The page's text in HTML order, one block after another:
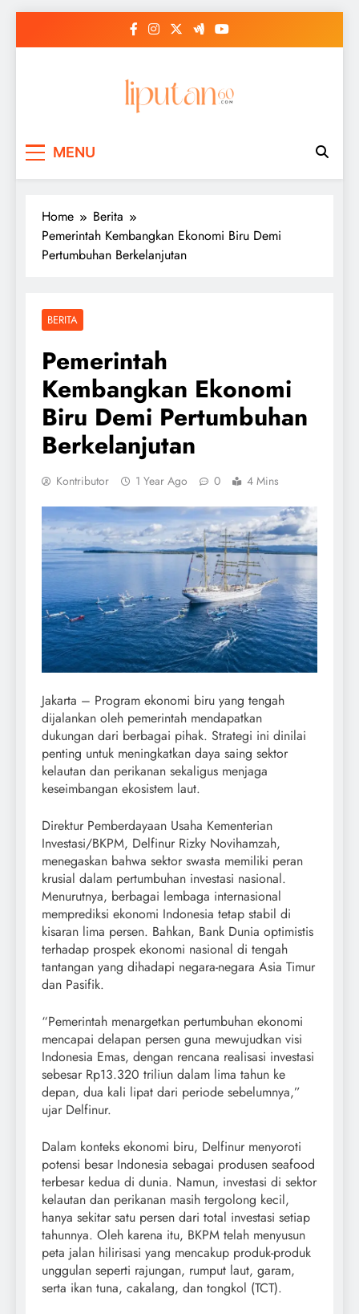
MENU
Home
Berita
Pemerintah Kembangkan Ekonomi Biru Demi
Pertumbuhan Berkelanjutan
BERITA
Pemerintah
Kembangkan Ekonomi
Biru Demi Pertumbuhan
Berkelanjutan
Kontributor 1 Year Ago 0 4 Mins
Jakarta – Program ekonomi biru yang tengah
dijalankan oleh pemerintah mendapatkan
dukungan dari berbagai pihak. Strategi ini dinilai
penting untuk meningkatkan daya saing sektor
kelautan dan perikanan sekaligus menjaga
keseimbangan ekosistem laut.
Direktur Pemberdayaan Usaha Kementerian
Investasi/BKPM, Delfinur Rizky Novihamzah,
menegaskan bahwa sektor swasta memiliki peran
krusial dalam pertumbuhan investasi nasional.
Menurutnya, berbagai lembaga internasional
memprediksi ekonomi Indonesia tetap stabil di
kisaran lima persen. Bahkan, Bank Dunia optimistis
terhadap prospek ekonomi nasional di tengah
tantangan yang dihadapi negara-negara Asia Timur
dan Pasifik.
“Pemerintah menargetkan pertumbuhan ekonomi
mencapai delapan persen guna mewujudkan visi
Indonesia Emas, dengan rencana realisasi investasi
sebesar Rp13.320 triliun dalam lima tahun ke
depan, dua kali lipat dari periode sebelumnya,”
ujar Delfinur.
Dalam konteks ekonomi biru, Delfinur menyoroti
potensi besar Indonesia sebagai produsen seafood
terbesar kedua di dunia. Namun, investasi di sektor
kelautan dan perikanan masih tergolong kecil,
hanya sekitar satu persen dari total investasi setiap
tahunnya. Oleh karena itu, BKPM telah menyusun
peta jalan hilirisasi yang mencakup produk-produk
unggulan seperti rajungan, rumput laut, garam,
serta ikan tuna, cakalang, dan tongkol (TCT).